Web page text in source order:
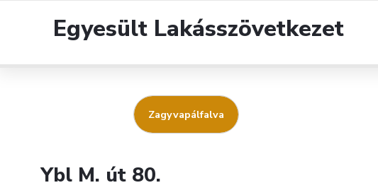
Egyesült Lakásszövetkezet
Zagyvapálfalva
Ybl M. út 80.